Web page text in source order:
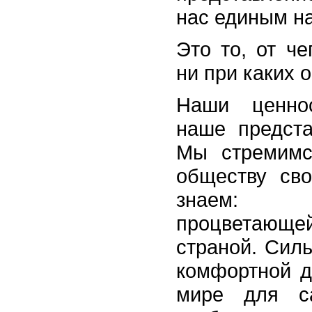
нас единым
Это то, от
ни при каких
Наши
наше
Мы
обществу
знаем:
страной.
комфортной
мире для